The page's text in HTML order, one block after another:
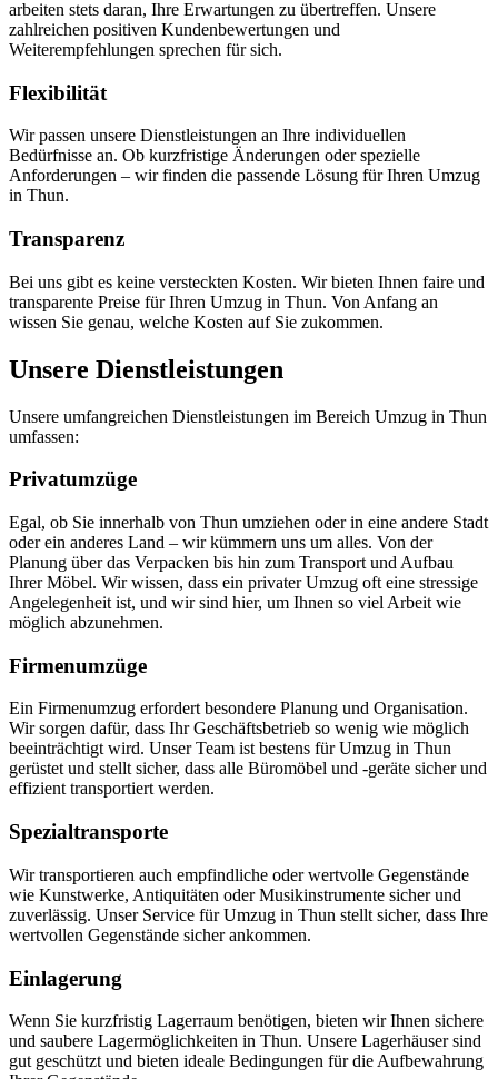
arbeiten stets daran, Ihre Erwartungen zu übertreffen. Unsere
zahlreichen positiven Kundenbewertungen und
Weiterempfehlungen sprechen für sich.
Flexibilität
Wir passen unsere Dienstleistungen an Ihre individuellen
Bedürfnisse an. Ob kurzfristige Änderungen oder spezielle
Anforderungen – wir finden die passende Lösung für Ihren Umzug
in Thun.
Transparenz
Bei uns gibt es keine versteckten Kosten. Wir bieten Ihnen faire und
transparente Preise für Ihren Umzug in Thun. Von Anfang an
wissen Sie genau, welche Kosten auf Sie zukommen.
Unsere Dienstleistungen
Unsere umfangreichen Dienstleistungen im Bereich Umzug in Thun
umfassen:
Privatumzüge
Egal, ob Sie innerhalb von Thun umziehen oder in eine andere Stadt
oder ein anderes Land – wir kümmern uns um alles. Von der
Planung über das Verpacken bis hin zum Transport und Aufbau
Ihrer Möbel. Wir wissen, dass ein privater Umzug oft eine stressige
Angelegenheit ist, und wir sind hier, um Ihnen so viel Arbeit wie
möglich abzunehmen.
Firmenumzüge
Ein Firmenumzug erfordert besondere Planung und Organisation.
Wir sorgen dafür, dass Ihr Geschäftsbetrieb so wenig wie möglich
beeinträchtigt wird. Unser Team ist bestens für Umzug in Thun
gerüstet und stellt sicher, dass alle Büromöbel und -geräte sicher und
effizient transportiert werden.
Spezialtransporte
Wir transportieren auch empfindliche oder wertvolle Gegenstände
wie Kunstwerke, Antiquitäten oder Musikinstrumente sicher und
zuverlässig. Unser Service für Umzug in Thun stellt sicher, dass Ihre
wertvollen Gegenstände sicher ankommen.
Einlagerung
Wenn Sie kurzfristig Lagerraum benötigen, bieten wir Ihnen sichere
und saubere Lagermöglichkeiten in Thun. Unsere Lagerhäuser sind
gut geschützt und bieten ideale Bedingungen für die Aufbewahrung